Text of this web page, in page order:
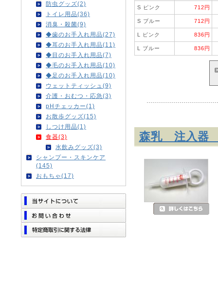
防虫グッズ(2)
トイレ用品(36)
消臭・殺菌(9)
◆歯のお手入れ用品(27)
◆耳のお手入れ用品(11)
◆目のお手入れ用品(7)
◆毛のお手入れ用品(10)
◆足のお手入れ用品(10)
ウェットティッシュ(9)
介護・おむつ・応急(3)
pHチェッカー(1)
お散歩グッズ(15)
しつけ用品(1)
食器(3)
水飲みグッズ(3)
シャンプー・スキンケア
(145)
おもちゃ(17)
S ピンク 712円
S ブルー 712円
L ピンク 836円
L ブルー 836円
森乳 注入器